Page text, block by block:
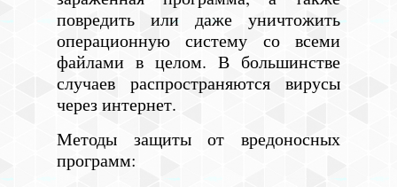
повредить или даже уничтожить
операционную систему со всеми
файлами в целом. В большинстве
случаев распространяются вирусы
через интернет.
Методы защиты от вредоносных
программ: